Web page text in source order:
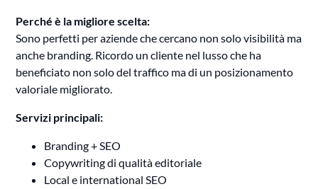
Perché è la migliore scelta:
Sono perfetti per aziende che cercano non solo visibilità ma
anche branding. Ricordo un cliente nel lusso che ha
beneficiato non solo del traffico ma di un posizionamento
valoriale migliorato.
Servizi principali:
Branding + SEO
Copywriting di qualità editoriale
Local e international SEO